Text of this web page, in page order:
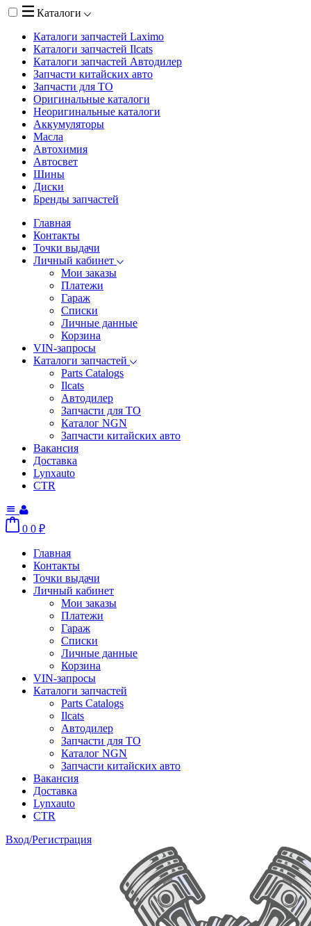
Каталоги
Каталоги запчастей Laximo
Каталоги запчастей Ilcats
Каталоги запчастей Автодилер
Запчасти китайских авто
Запчасти для ТО
Оригинальные каталоги
Неоригинальные каталоги
Аккумуляторы
Масла
Автохимия
Автосвет
Шины
Диски
Бренды запчастей
Главная
Контакты
Точки выдачи
Личный кабинет
Мои заказы
Платежи
Гараж
Списки
Личные данные
Корзина
VIN-запросы
Каталоги запчастей
Parts Catalogs
Ilcats
Автодилер
Запчасти для ТО
Каталог NGN
Запчасти китайских авто
Вакансия
Доставка
Lynxauto
CTR
0 0 ₽
Главная
Контакты
Точки выдачи
Личный кабинет
Мои заказы
Платежи
Гараж
Списки
Личные данные
Корзина
VIN-запросы
Каталоги запчастей
Parts Catalogs
Ilcats
Автодилер
Запчасти для ТО
Каталог NGN
Запчасти китайских авто
Вакансия
Доставка
Lynxauto
CTR
Вход/Регистрация